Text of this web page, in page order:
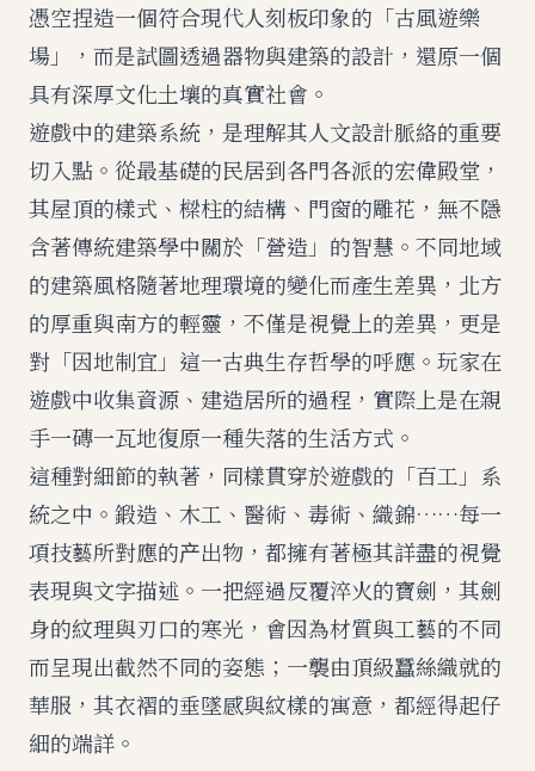
憑空捏造一個符合現代人刻板印象的「古風遊樂
場」，而是試圖透過器物與建築的設計，還原一個
具有深厚文化土壤的真實社會。
遊戲中的建築系統，是理解其人文設計脈絡的重要
切入點。從最基礎的民居到各門各派的宏偉殿堂，
其屋頂的樣式、樑柱的結構、門窗的雕花，無不隱
含著傳統建築學中關於「營造」的智慧。不同地域
的建築風格隨著地理環境的變化而產生差異，北方
的厚重與南方的輕靈，不僅是視覺上的差異，更是
對「因地制宜」這一古典生存哲學的呼應。玩家在
遊戲中收集資源、建造居所的過程，實際上是在親
手一磚一瓦地復原一種失落的生活方式。
這種對細節的執著，同樣貫穿於遊戲的「百工」系
統之中。鍛造、木工、醫術、毒術、織錦……每一
項技藝所對應的产出物，都擁有著極其詳盡的視覺
表現與文字描述。一把經過反覆淬火的寶劍，其劍
身的紋理與刃口的寒光，會因為材質與工藝的不同
而呈現出截然不同的姿態；一襲由頂級蠶絲織就的
華服，其衣褶的垂墜感與紋樣的寓意，都經得起仔
細的端詳。